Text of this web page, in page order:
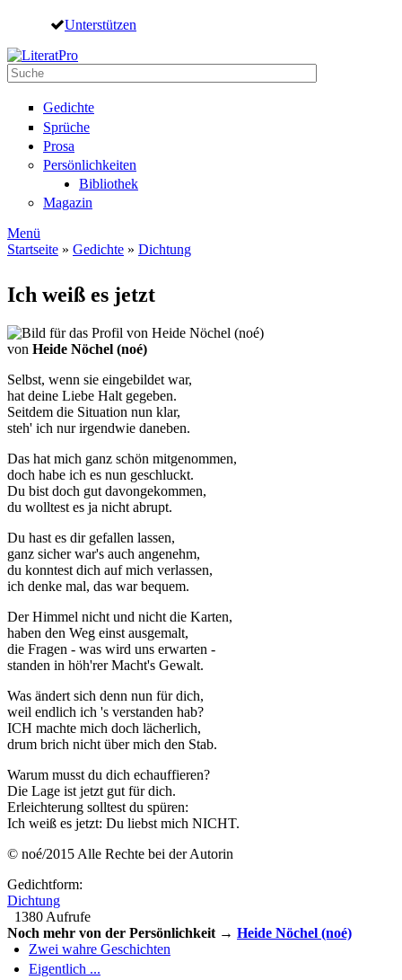
Direkt zum Inhalt
Unterstützen
Suche
Gedichte
Sprüche
Prosa
Persönlichkeiten
Bibliothek
Magazin
Menü
Startseite » Gedichte » Dichtung
Ich weiß es jetzt
von Heide Nöchel (noé)
Selbst, wenn sie eingebildet war,
hat deine Liebe Halt gegeben.
Seitdem die Situation nun klar,
steh' ich nur irgendwie daneben.
Das hat mich ganz schön mitgenommen,
doch habe ich es nun geschluckt.
Du bist doch gut davongekommen,
du wolltest es ja nicht abrupt.
Du hast es dir gefallen lassen,
ganz sicher war's auch angenehm,
du konntest dich auf mich verlassen,
ich denke mal, das war bequem.
Der Himmel nicht und nicht die Karten,
haben den Weg einst ausgemalt,
die Fragen - was wird uns erwarten -
standen in höh'rer Macht's Gewalt.
Was ändert sich denn nun für dich,
weil endlich ich 's verstanden hab?
ICH machte mich doch lächerlich,
drum brich nicht über mich den Stab.
Warum musst du dich echauffieren?
Die Lage ist jetzt gut für dich.
Erleichterung solltest du spüren:
Ich weiß es jetzt: Du liebst mich NICHT.
© noé/2015 Alle Rechte bei der Autorin
Gedichtform:
Dichtung
1380 Aufrufe
Noch mehr von der Persönlichkeit → Heide Nöchel (noé)
Zwei wahre Geschichten
Eigentlich ...